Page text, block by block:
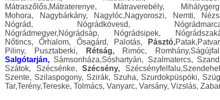
Mátraszőlős,Mátraterenye, Mátraverebély,
Mohora, Nagybárkány, Nagylóc,Nagyoroszi, Nemti,
Nógrád, Nógrádkövesd,
Nógrádmegyer,Nógrádsáp, Nógrádsipek,
Nőtincs, Őrhalom, Ősagárd, Palotás,
Pásztó,
Piliny, Pusztaberki,
Rétság,
Rimóc,
Salgótarján, Sámsonháza,Sóshartyán, Szalmatercs,
Szátok, Szécsénke,Szécsény,
Szente, Szilaspogony, Szirák, Szuha, Szurdokpüspöki,
Tar,Terény,Tereske, Tolmács, Vanyarc, Varsány, Vizslás,